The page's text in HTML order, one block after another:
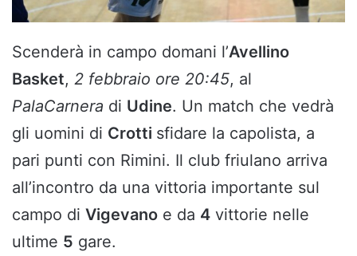
Scenderà in campo domani l’Avellino
Basket, 2 febbraio ore 20:45, al
PalaCarnera di Udine. Un match che vedrà
gli uomini di Crotti sfidare la capolista, a
pari punti con Rimini. Il club friulano arriva
all’incontro da una vittoria importante sul
campo di Vigevano e da 4 vittorie nelle
ultime 5 gare.